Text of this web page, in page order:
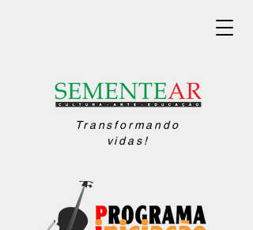
Transformando
vidas!